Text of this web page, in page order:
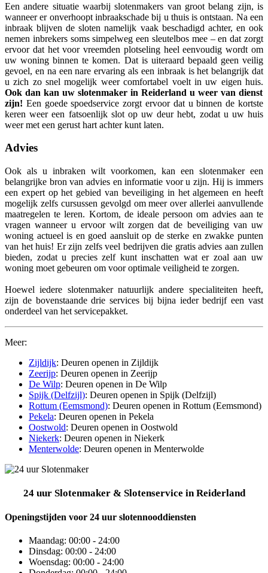
Een andere situatie waarbij slotenmakers van groot belang zijn, is
wanneer er onverhoopt inbraakschade bij u thuis is ontstaan. Na een
inbraak blijven de sloten namelijk vaak beschadigd achter, en ook
nemen inbrekers soms simpelweg een sleutelbos mee – en dat zorgt
ervoor dat het voor vreemden plotseling heel eenvoudig wordt om
uw woning binnen te komen. Dat is uiteraard bepaald geen veilig
gevoel, en na een nare ervaring als een inbraak is het belangrijk dat
u zich zo snel mogelijk weer comfortabel voelt in uw eigen huis.
Ook dan kan uw slotenmaker in Reiderland u weer van dienst
zijn! Een goede spoedservice zorgt ervoor dat u binnen de kortste
keren weer een fatsoenlijk slot op uw deur hebt, zodat u uw huis
weer met een gerust hart achter kunt laten.
Advies
Ook als u inbraken wilt voorkomen, kan een slotenmaker een
belangrijke bron van advies en informatie voor u zijn. Hij is immers
een expert op het gebied van beveiliging in het algemeen en heeft
mogelijk zelfs cursussen gevolgd om meer over allerlei aanvullende
maatregelen te leren. Kortom, de ideale persoon om advies aan te
vragen wanneer u ervoor wilt zorgen dat de beveiliging van uw
woning actueel is en goed aansluit op de sterke en zwakke punten
van het huis! Er zijn zelfs veel bedrijven die gratis advies aan zullen
bieden, zodat u precies zelf kunt inschatten wat er zoal aan uw
woning moet gebeuren om voor optimale veiligheid te zorgen.
Hoewel iedere slotenmaker natuurlijk andere specialiteiten heeft,
zijn de bovenstaande drie services bij bijna ieder bedrijf een vast
onderdeel van het servicepakket.
Meer:
Zijldijk: Deuren openen in Zijldijk
Zeerijp: Deuren openen in Zeerijp
De Wilp: Deuren openen in De Wilp
Spijk (Delfzijl): Deuren openen in Spijk (Delfzijl)
Rottum (Eemsmond): Deuren openen in Rottum (Eemsmond)
Pekela: Deuren openen in Pekela
Oostwold: Deuren openen in Oostwold
Niekerk: Deuren openen in Niekerk
Menterwolde: Deuren openen in Menterwolde
24 uur Slotenmaker & Slotenservice in Reiderland
Openingstijden voor 24 uur slotennooddiensten
Maandag: 00:00 - 24:00
Dinsdag: 00:00 - 24:00
Woensdag: 00:00 - 24:00